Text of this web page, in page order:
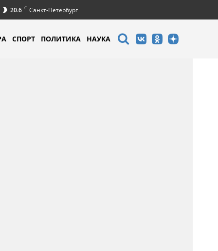
20.6 C Санкт-Петербург
СПОРТ ПОЛИТИКА НАУКА